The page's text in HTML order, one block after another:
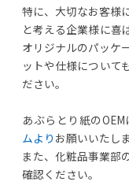
特に、大切なお客様
と考える企業様に喜
オリジナルのパッケ
ットや仕様について
ださい。
あぶらとり紙の
ムより お願いいたし
また、化粧品事業部
確認ください。